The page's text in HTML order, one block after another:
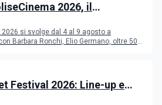
2026, il
2026 si svolge dal 4 al 9 agosto a
Barbara Ronchi, Elio Germano, oltre 50
Festival 2026: Line-up e